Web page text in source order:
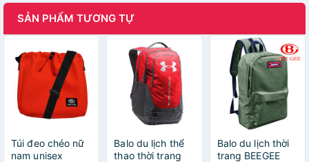
SẢN PHẨM TƯƠNG TỰ
Túi đeo chéo nữ
nam unisex
Balo du lịch thể
thao thời trang
Balo du lịch thời
trang BEEGEE